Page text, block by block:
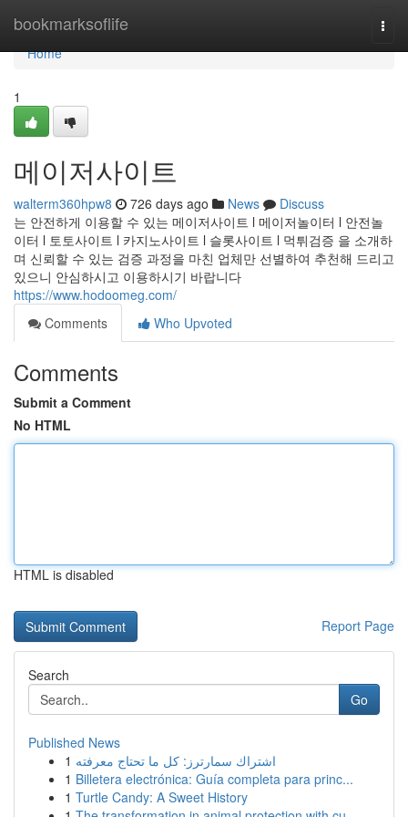
bookmarksoflife
Home
Home
1
메이저사이트
walterm360hpw8 726 days ago News
Discuss
는 안전하게 이용할 수 있는 메이저사이트 l 메이저놀이터 l 안전놀
이터 l 토토사이트 l 카지노사이트 l 슬롯사이트 l 먹튀검증 을 소개하
며 신뢰할 수 있는 검증 과정을 마친 업체만 선별하여 추천해 드리고
있으니 안심하시고 이용하시기 바랍니다
https://www.hodoomeg.com/
Comments
Who Upvoted
Comments
Submit a Comment
No HTML
HTML is disabled
Report Page
Search
Go
Published News
1 اشتراك سمارترز: كل ما تحتاج معرفته
1 Billetera electrónica: Guía completa para princ...
1 Turtle Candy: A Sweet History